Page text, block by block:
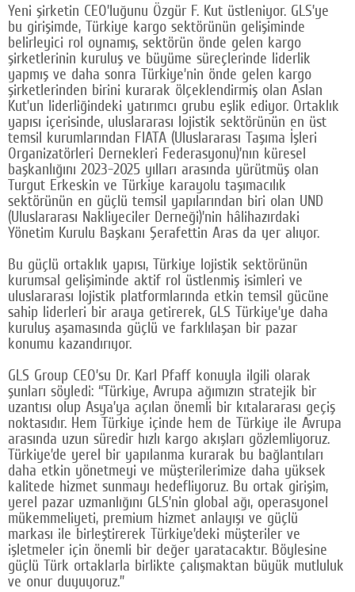
© 2026 TÜM HAKLARI SAKLIDIR
Yeni şirketin CEO’luğunu Özgür F. Kut üstleniyor. GLS’ye
bu girişimde, Türkiye kargo sektörünün gelişiminde
belirleyici rol oynamış, sektörün önde gelen kargo
şirketlerinin kuruluş ve büyüme süreçlerinde liderlik
yapmış ve daha sonra Türkiye’nin önde gelen kargo
şirketlerinden birini kurarak ölçeklendirmiş olan Aslan
Kut’un liderliğindeki yatırımcı grubu eşlik ediyor. Ortaklık
yapısı içerisinde, uluslararası lojistik sektörünün en üst
temsil kurumlarından FIATA (Uluslararası Taşıma İşleri
Organizatörleri Dernekleri Federasyonu)’nın küresel
başkanlığını 2023-2025 yılları arasında yürütmüş olan
Turgut Erkeskin ve Türkiye karayolu taşımacılık
sektörünün en güçlü temsil yapılarından biri olan UND
(Uluslararası Nakliyeciler Derneği)’nin hâlihazırdaki
Yönetim Kurulu Başkanı Şerafettin Aras da yer alıyor.
Bu güçlü ortaklık yapısı, Türkiye lojistik sektörünün
kurumsal gelişiminde aktif rol üstlenmiş isimleri ve
uluslararası lojistik platformlarında etkin temsil gücüne
sahip liderleri bir araya getirerek, GLS Türkiye’ye daha
kuruluş aşamasında güçlü ve farklılaşan bir pazar
konumu kazandırıyor.
GLS Group CEO’su Dr. Karl Pfaff konuyla ilgili olarak
şunları söyledi: “Türkiye, Avrupa ağımızın stratejik bir
uzantısı olup Asya’ya açılan önemli bir kıtalararası geçiş
noktasıdır. Hem Türkiye içinde hem de Türkiye ile Avrupa
arasında uzun süredir hızlı kargo akışları gözlemliyoruz.
Türkiye’de yerel bir yapılanma kurarak bu bağlantıları
daha etkin yönetmeyi ve müşterilerimize daha yüksek
kalitede hizmet sunmayı hedefliyoruz. Bu ortak girişim,
yerel pazar uzmanlığını GLS’nin global ağı, operasyonel
mükemmeliyeti, premium hizmet anlayışı ve güçlü
markası ile birleştirerek Türkiye’deki müşteriler ve
işletmeler için önemli bir değer yaratacaktır. Böylesine
güçlü Türk ortaklarla birlikte çalışmaktan büyük mutluluk
ve onur duyuyoruz.”